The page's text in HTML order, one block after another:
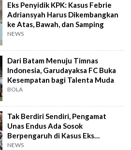
Eks Penyidik KPK: Kasus Febrie
Adriansyah Harus Dikembangkan
ke Atas, Bawah, dan Samping
NEWS
Dari Batam Menuju Timnas
Indonesia, Garudayaksa FC Buka
Kesempatan bagi Talenta Muda
BOLA
Tak Berdiri Sendiri, Pengamat
Unas Endus Ada Sosok
Berpengaruh di Kasus Eks
Jampidsus
NEWS